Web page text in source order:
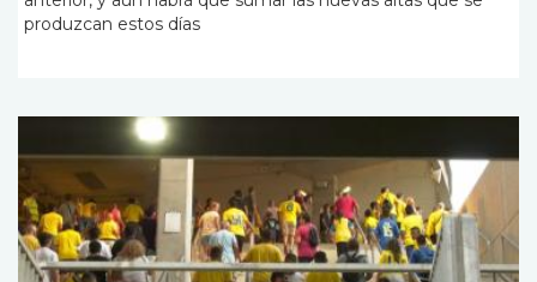
produzcan estos días